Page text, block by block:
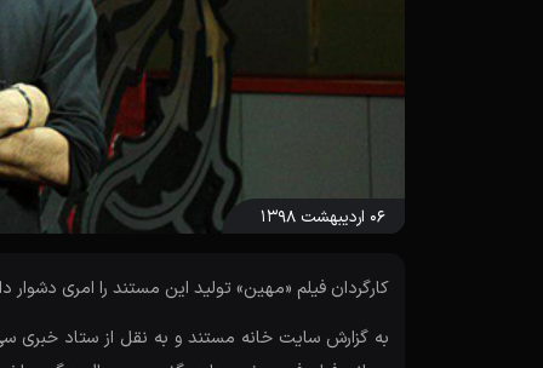
۰۶ اردیبهشت ۱۳۹۸
کارگردان فیلم «مهین» تولید این مستند را امری
به گزارش سایت خانه مستند و به نقل از ستاد